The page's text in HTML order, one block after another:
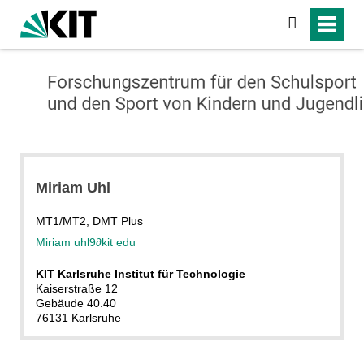
suchen
Miriam Uhl
MT1/MT2, DMT Plus
Miriam uhl9∂kit edu
KIT Karlsruhe Institut für Technologie
Kaiserstraße 12
Gebäude 40.40
76131 Karlsruhe